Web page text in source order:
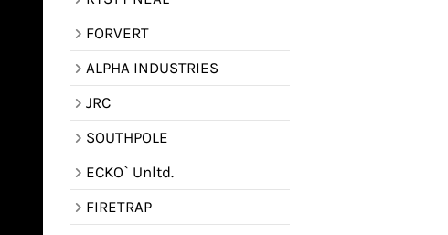
FORVERT
ALPHA INDUSTRIES
JRC
SOUTHPOLE
ECKO` Unltd.
FIRETRAP